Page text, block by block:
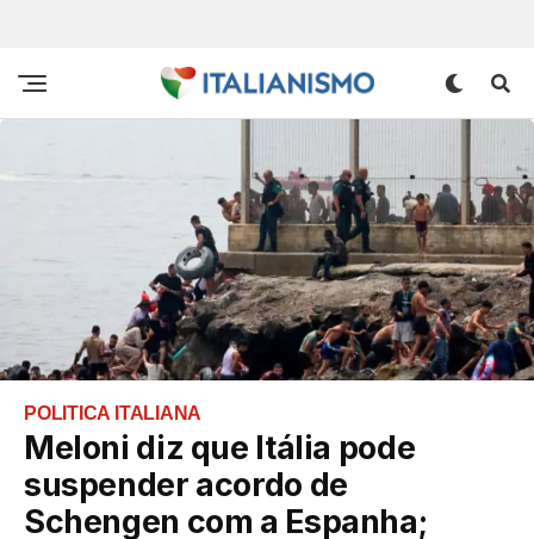
POLITICA ITALIANA
Meloni diz que Itália pode
suspender acordo de
Schengen com a Espanha;